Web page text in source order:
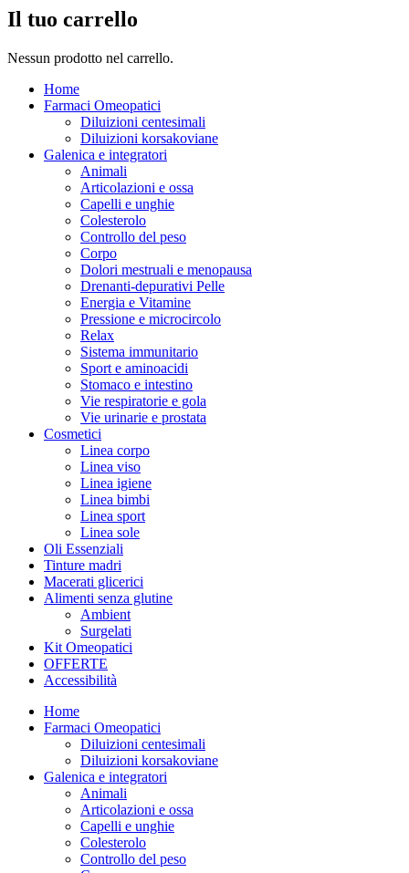
Il tuo carrello
Nessun prodotto nel carrello.
Home
Farmaci Omeopatici
Diluizioni centesimali
Diluizioni korsakoviane
Galenica e integratori
Animali
Articolazioni e ossa
Capelli e unghie
Colesterolo
Controllo del peso
Corpo
Dolori mestruali e menopausa
Drenanti-depurativi Pelle
Energia e Vitamine
Pressione e microcircolo
Relax
Sistema immunitario
Sport e aminoacidi
Stomaco e intestino
Vie respiratorie e gola
Vie urinarie e prostata
Cosmetici
Linea corpo
Linea viso
Linea igiene
Linea bimbi
Linea sport
Linea sole
Oli Essenziali
Tinture madri
Macerati glicerici
Alimenti senza glutine
Ambient
Surgelati
Kit Omeopatici
OFFERTE
Accessibilità
Home
Farmaci Omeopatici
Diluizioni centesimali
Diluizioni korsakoviane
Galenica e integratori
Animali
Articolazioni e ossa
Capelli e unghie
Colesterolo
Controllo del peso